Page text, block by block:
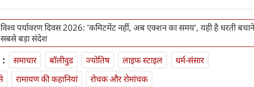
विश्व पर्यावरण दिवस 2026: 'कमिटमेंट नहीं, अब एक्शन का समय', यही है धरती
सबसे बड़ा संदेश
: समाचार बॉलीवुड ज्योतिष लाइफ स्‍टाइल
धर्म-संसार
रामायण की कहानियां रोचक और रोमांचक